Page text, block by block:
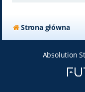
Strona główna
Absolution